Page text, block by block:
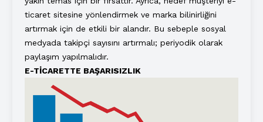
ticaret sitesine yönlendirmek ve marka bilinirliğini
artırmak için de etkili bir alandır. Bu sebeple sosyal
medyada takipçi sayısını artırmalı; periyodik olarak
paylaşım yapılmalıdır.
E-TİCARETTE BAŞARISIZLIK